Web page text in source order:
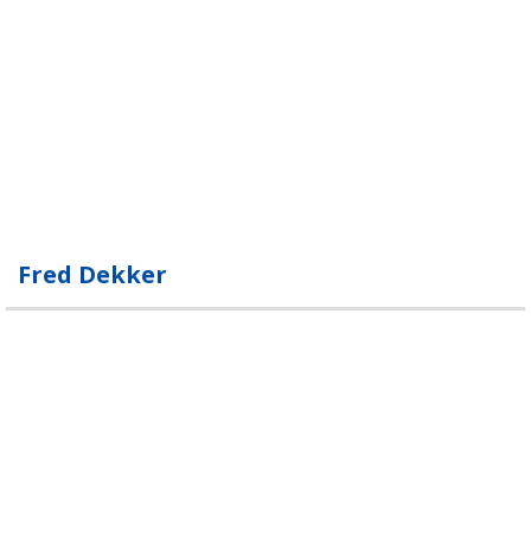
Fred Dekker